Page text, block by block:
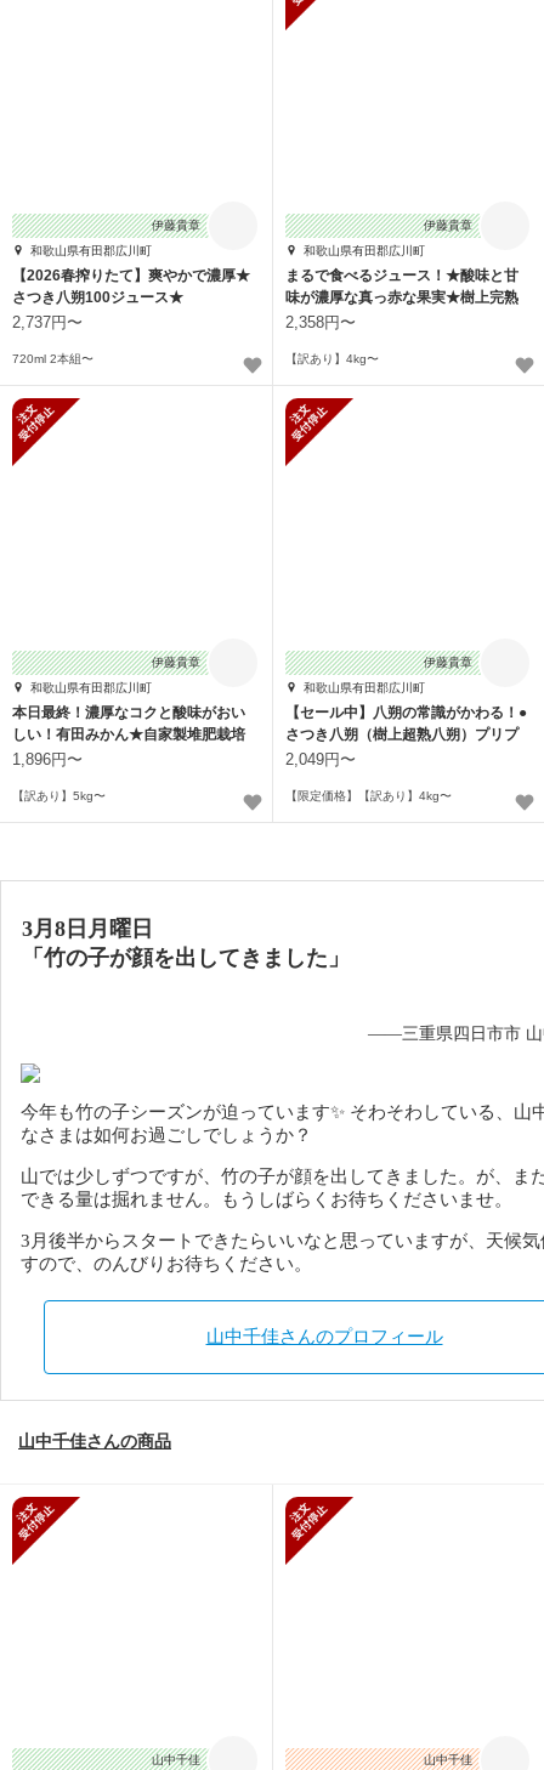
伊藤貴章
和歌山県有田郡広川町
【2026春搾りたて】爽やかで濃厚★
さつき八朔100ジュース★
2,737円〜
720ml 2本組〜
伊藤貴章
和歌山県有田郡広川町
まるで食べるジュース！★酸味と甘
味が濃厚な真っ赤な果実★樹上完熟
セミノール
2,358円〜
【訳あり】4kg〜
伊藤貴章
和歌山県有田郡広川町
本日最終！濃厚なコクと酸味がおい
しい！有田みかん★自家製堆肥栽培
★和歌山★
1,896円〜
【訳あり】5kg〜
伊藤貴章
和歌山県有田郡広川町
【セール中】八朔の常識がかわる！●
さつき八朔（樹上超熟八朔）プリプ
リでジューシー
2,049円〜
【限定価格】【訳あり】4kg〜
3月8日月曜日
「竹の子が顔を出してきました」
——三重県四日市市 山
今年も竹の子シーズンが迫っています✨ そわそわしている、山
なさまは如何お過ごしでしょうか？
山では少しずつですが、竹の子が顔を出してきました。が、ま
できる量は掘れません。もうしばらくお待ちくださいませ。
3月後半からスタートできたらいいなと思っていますが、天候
すので、のんびりお待ちください。
山中千佳さんのプロフィール
山中千佳さんの商品
山中千佳 山中千佳